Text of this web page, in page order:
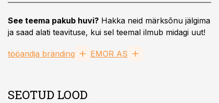
See teema pakub huvi? Hakka neid märksõnu jälgima
ja saad alati teavituse, kui sel teemal ilmub midagi uut!
tööandja bränding EMOR AS
SEOTUD LOOD